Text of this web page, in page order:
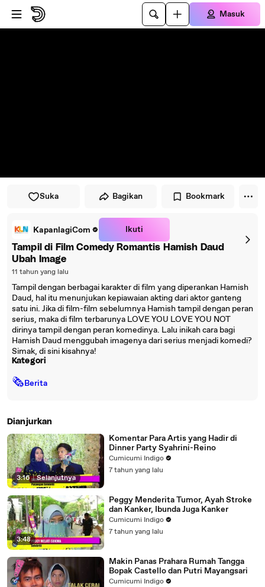
Lewati ke pemutar
Lewatkan ke konten utama
Masuk
Suka Bagikan Bookmark
KapanlagiCom Ikuti
Tampil di Film Comedy Romantis Hamish Daud
Ubah Image
11 tahun yang lalu
Tampil dengan berbagai karakter di film yang diperankan Hamish
Daud, hal itu menunjukan kepiawaian akting dari aktor ganteng
satu ini. Jika di film-film sebelumnya Hamish tampil dengan peran
serius, maka di film terbarunya LOVE YOU LOVE YOU NOT
dirinya tampil dengan peran komedinya. Lalu inikah cara bagi
Hamish Daud menggubah imagenya dari serius menjadi komedi?
Simak, di sini kisahnya!
Kategori
🗞Berita
Dianjurkan
3:16 | Selanjutnya
Komentar Para Artis yang Hadir di
Dinner Party Syahrini-Reino
Cumicumi Indigo
7 tahun yang lalu
3:48
Peggy Menderita Tumor, Ayah Stroke
dan Kanker, Ibunda Juga Kanker
Cumicumi Indigo
7 tahun yang lalu
Makin Panas Prahara Rumah Tangga
Bopak Castello dan Putri Mayangsari
Cumicumi Indigo